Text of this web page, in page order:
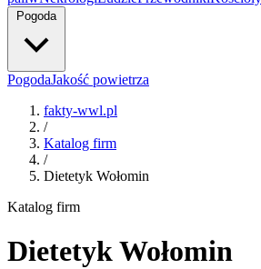
Pogoda
PogodaJakość powietrza
fakty-wwl.pl
/
Katalog firm
/
Dietetyk Wołomin
Katalog firm
Dietetyk Wołomin